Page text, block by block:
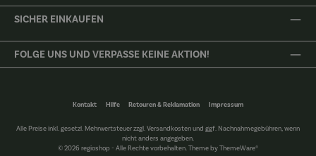
SICHER EINKAUFEN
FOLGE UNS UND VERPASSE KEINE AKTION!
Kontakt Hilfe Retouren & Reklamation Impressum
Alle Preise inkl. gesetzl. Mehrwertsteuer zzgl.Versandkostenund ggf. Nachnahmegebühren, wenn
nicht anders angegeben.
© 2026 regioshop - Alle Rechte vorbehalten. Theme byThemeWare®